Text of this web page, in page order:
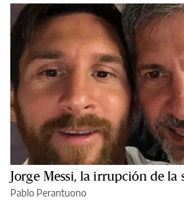
Jorge Messi, la irrupción de la
Pablo Perantuono